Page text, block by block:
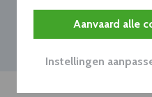
Aanvaard alle
Instellingen
polsblessures